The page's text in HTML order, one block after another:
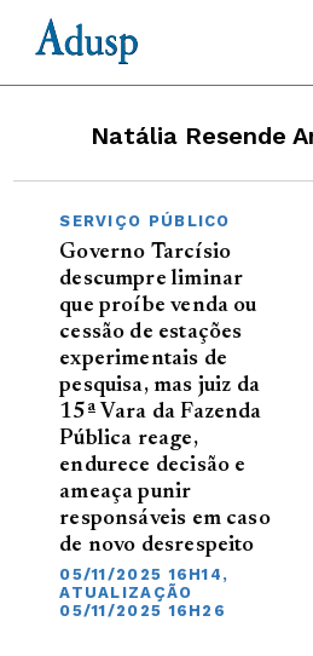
Natália Resende
SERVIÇO PÚBLICO
Governo Tarcísio
descumpre liminar
que proíbe venda ou
cessão de estações
experimentais de
pesquisa, mas juiz da
15ª Vara da Fazenda
Pública reage,
endurece decisão e
ameaça punir
responsáveis em caso
de novo desrespeito
05/11/2025 16H14,
ATUALIZAÇÃO
05/11/2025 16H26